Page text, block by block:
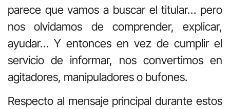
parece que vamos a buscar el titular… pero
nos olvidamos de comprender, explicar,
ayudar… Y entonces en vez de cumplir el
servicio de informar, nos convertimos en
agitadores, manipuladores o bufones.
Respecto al mensaje principal durante estos